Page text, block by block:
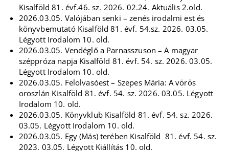
Kisalföld 81. évf.46. sz. 2026. 02.24. Aktuális 2.old.
2026.03.05. Valójában senki – zenés irodalmi est és
könyvbemutató Kisalföld 81. évf. 54.sz. 2026. 03.05.
Légyott Irodalom 10. old.
2026.03.05. Vendéglő a Parnasszuson – A magyar
széppróza napja Kisalföld 81. évf. 54. sz. 2026. 03.05.
Légyott Irodalom 10. old.
2026.03.05. Felolvasóest – Szepes Mária: A vörös
oroszlán Kisalföld 81. évf. 54. sz. 2026. 03.05. Légyott
Irodalom 10. old.
2026.03.05. Könyvklub Kisalföld 81. évf. 54. sz. 2026.
03.05. Légyott Irodalom 10. old.
2026.03.05. Egy (Más) terében Kisalföld 81. évf. 54. sz.
2023. 03.05. Légyott Kiállítás 10. old.